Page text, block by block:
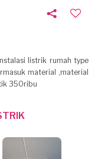
listrik rumah type
material ,material
350ribu